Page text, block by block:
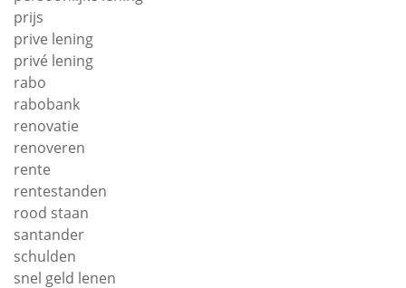
prijs
prive lening
privé lening
rabo
rabobank
renovatie
renoveren
rente
rentestanden
rood staan
santander
schulden
snel geld lenen